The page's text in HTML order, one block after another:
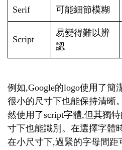
Serif 可能細節模糊
Script
易變得難以辨
認
例如,Google的logo使用了簡
很小的尺寸下也能保持清晰
然使用了script字體,但其獨
寸下也能識別。在選擇字體
在小尺寸下,過緊的字母間